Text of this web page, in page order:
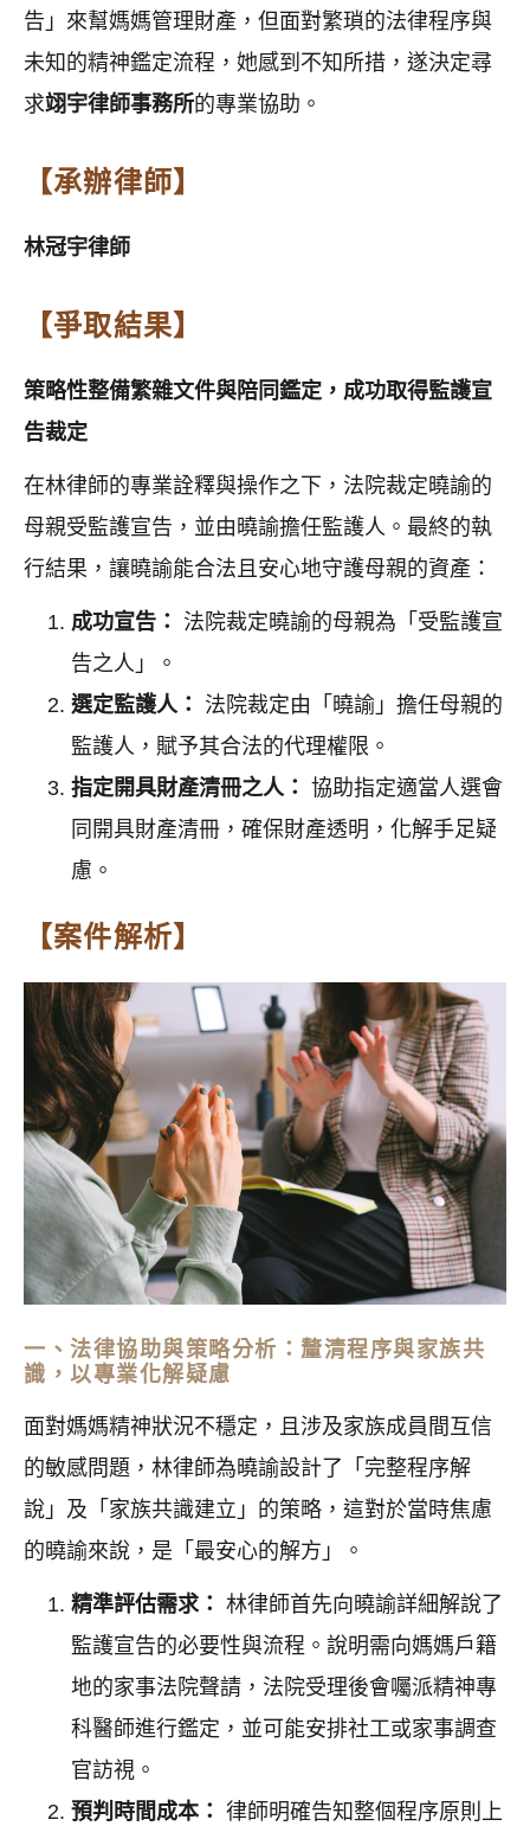
告」來幫媽媽管理財產，但面對繁瑣的法律程序與
未知的精神鑑定流程，她感到不知所措，遂決定尋
求翊宇律師事務所的專業協助。
【承辦律師】
林冠宇律師
【爭取結果】
策略性整備繁雜文件與陪同鑑定，成功取得監護宣
告裁定
在林律師的專業詮釋與操作之下，法院裁定曉諭的
母親受監護宣告，並由曉諭擔任監護人。最終的執
行結果，讓曉諭能合法且安心地守護母親的資產：
成功宣告：
法院裁定曉諭的母親為「受監護宣
告之人」。
選定監護人：
法院裁定由「曉諭」擔任母親的
監護人，賦予其合法的代理權限。
指定開具財產清冊之人： 協助指定適當人選會
同開具財產清冊，確保財產透明，化解手足疑
慮。
【案件解析】
一、法律協助與策略分析：釐清程序與家族共
識，以專業化解疑慮
面對媽媽精神狀況不穩定，且涉及家族成員間互信
的敏感問題，林律師為曉諭設計了「完整程序解
說」及「家族共識建立」的策略，這對於當時焦慮
的曉諭來說，是「最安心的解方」。
精準評估需求： 林律師首先向曉諭詳細解說了
監護宣告的必要性與流程。說明需向媽媽戶籍
地的家事法院聲請，法院受理後會囑派精神專
科醫師進行鑑定，並可能安排社工或家事調查
官訪視。
預判時間成本： 律師明確告知整個程序原則上